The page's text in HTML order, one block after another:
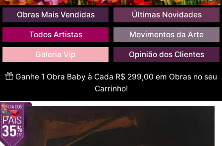
Obras Mais Vendidas Últimas Novidades
Todos Artistas Movimentos da Arte
Galeria Vip Opinião dos Clientes
Ganhe 1 Obra Baby à Cada R$ 299,00 em Obras no seu
Carrinho!